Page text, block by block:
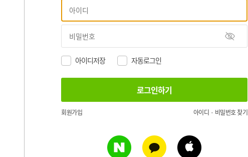
아이디저장 자동로그인
회원가입 아이디 · 비밀번호 찾기